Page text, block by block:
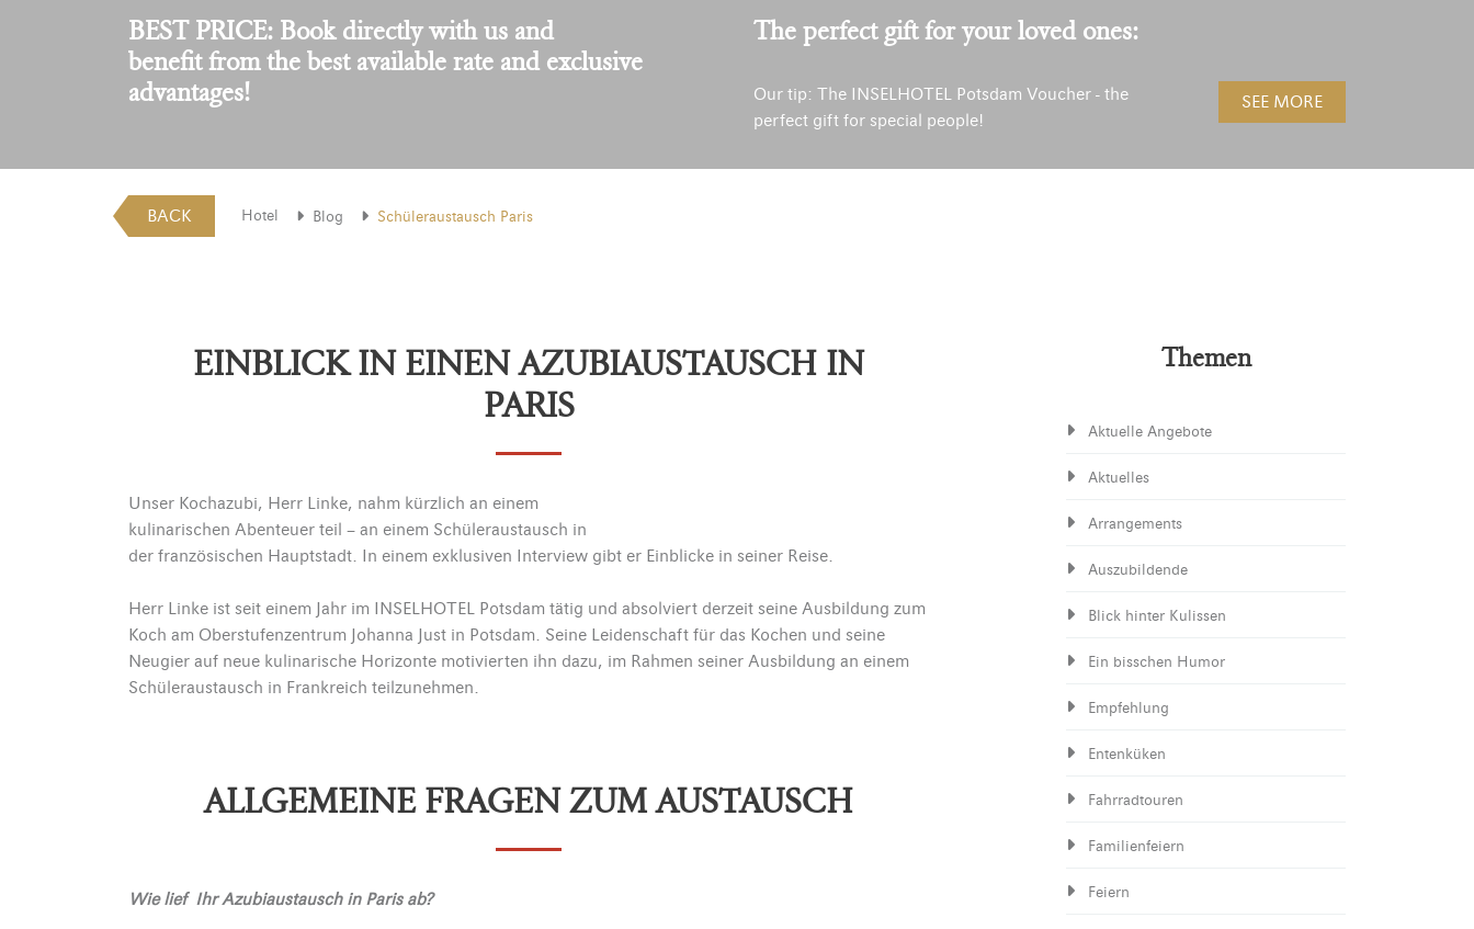
BEST PRICE: Book directly with us and
benefit from the best available rate and exclusive
advantages!
The perfect gift for your loved ones:
Our tip: The INSELHOTEL Potsdam Voucher - the
perfect gift for special people!
SEE MORE
BACK Hotel Blog Schüleraustausch Paris
EINBLICK IN EINEN AZUBIAUSTAUSCH IN
PARIS
Unser Kochazubi, Herr Linke, nahm kürzlich an einem
kulinarischen Abenteuer teil – an einem Schüleraustausch in
der französischen Hauptstadt. In einem exklusiven Interview gibt er Einblicke in seiner Reise.
Herr Linke ist seit einem Jahr im INSELHOTEL Potsdam tätig und absolviert derzeit seine Ausbildung zum
Koch am Oberstufenzentrum Johanna Just in Potsdam. Seine Leidenschaft für das Kochen und seine
Neugier auf neue kulinarische Horizonte motivierten ihn dazu, im Rahmen seiner Ausbildung an einem
Schüleraustausch in Frankreich teilzunehmen.
ALLGEMEINE FRAGEN ZUM AUSTAUSCH
Wie lief Ihr Azubiaustausch in Paris ab?
Themen
Aktuelle Angebote
Aktuelles
Arrangements
Auszubildende
Blick hinter Kulissen
Ein bisschen Humor
Empfehlung
Entenküken
Fahrradtouren
Familienfeiern
Feiern